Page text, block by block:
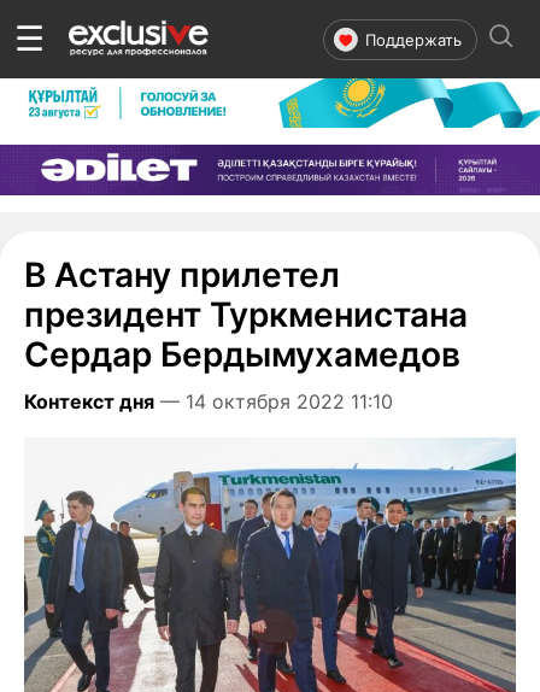
☰ Поддержать
В Астану прилетел
президент Туркменистана
Сердар Бердымухамедов
Контекст дня — 14 октября 2022 11:10